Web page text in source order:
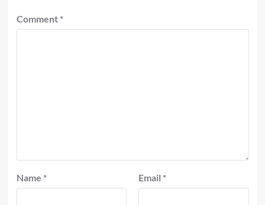
Comment *
Name * Email *